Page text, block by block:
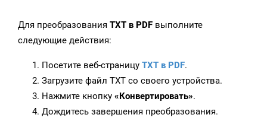
Для преобразования TXT в PDF выполните
следующие действия:
Посетите веб-страницу TXT в PDF.
Загрузите файл TXT со своего устройства.
Нажмите кнопку «Конвертировать».
Дождитесь завершения преобразования.